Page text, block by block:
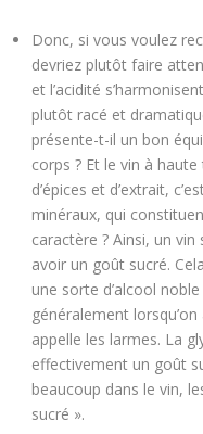
Donc, si vous voulez
devriez plutôt faire
et l’acidité
plutôt racé et
présente-t-il un bon
corps ? Et le vin à
d’épices et d’extrait,
minéraux, qui
caractère ? Ainsi, un
avoir un goût sucré.
une sorte d’alcool
généralement
appelle les larmes. La
effectivement un goût
beaucoup dans le vin,
sucré ».